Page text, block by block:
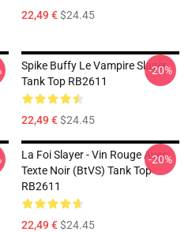
22,49 €$24.45
Spike Buffy Le Vampire Slayer
Tank Top RB2611
22,49 €$24.45
-20%
La Foi Slayer - Vin Rouge Avec
Texte Noir (BtVS) Tank Top
RB2611
22,49 €$24.45
-20%